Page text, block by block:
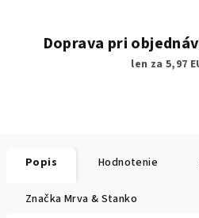
Doprava pri
len za 5,97
Popis Hodnotenie
Značka Mrva & Stanko